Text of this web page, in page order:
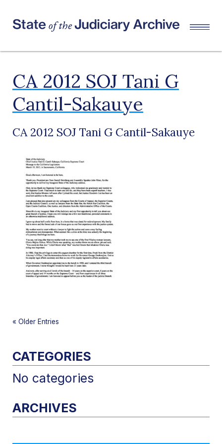
CA 2012 SOJ Tani G
Cantil-Sakauye
CA 2012 SOJ Tani G Cantil-Sakauye
« Older Entries
CATEGORIES
No categories
ARCHIVES